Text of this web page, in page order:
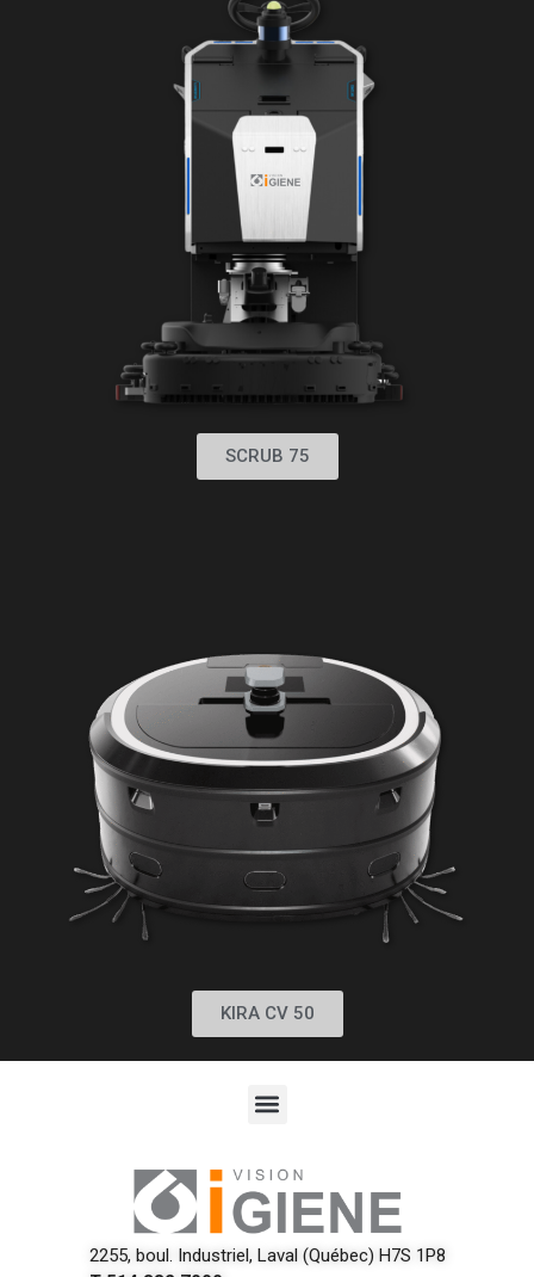
SCRUB 75
KIRA CV 50
2255, boul. Industriel, Laval (Québec) H7S 1P8